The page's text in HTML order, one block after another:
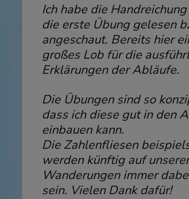
Ich habe die
die erste Übung gelesen
angeschaut. Bereits hier
großes Lob für die
Erklärungen der Abläufe.
Die Übungen sind so
dass ich diese gut in den
einbauen kann.
Die Zahlenfliesen
werden künftig auf
Wanderungen immer
sein. Vielen Dank dafür!